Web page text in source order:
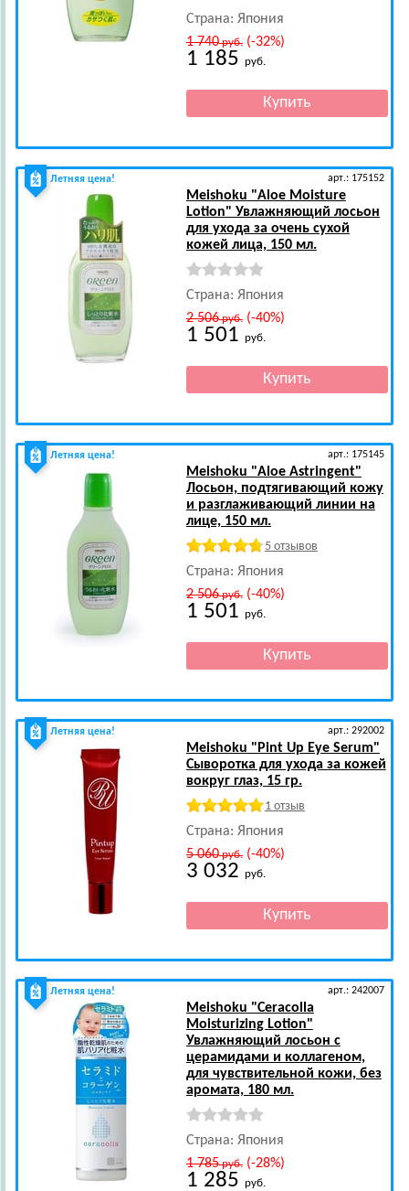
Страна: Япония
1 740руб.(-32%)
1 185 руб.
Летняя цена! арт.: 175152
Meishoku "Aloe Moisture
Lotion" Увлажняющий лосьон
для ухода за очень сухой
кожей лица, 150 мл.
Страна: Япония
2 506руб.(-40%)
1 501 руб.
Летняя цена! арт.: 175145
Meishoku "Aloe Astringent"
Лосьон, подтягивающий кожу
и разглаживающий линии на
лице, 150 мл.
5 отзывов
Страна: Япония
2 506руб.(-40%)
1 501 руб.
Летняя цена! арт.: 292002
Meishoku "Pint Up Eye Serum"
Сыворотка для ухода за кожей
вокруг глаз, 15 гр.
1 отзыв
Страна: Япония
5 060руб.(-40%)
3 032 руб.
Летняя цена! арт.: 242007
Meishoku "Ceracolla
Moisturizing Lotion"
Увлажняющий лосьон с
церамидами и коллагеном,
для чувствительной кожи, без
аромата, 180 мл.
Страна: Япония
1 785руб.(-28%)
1 285 руб.